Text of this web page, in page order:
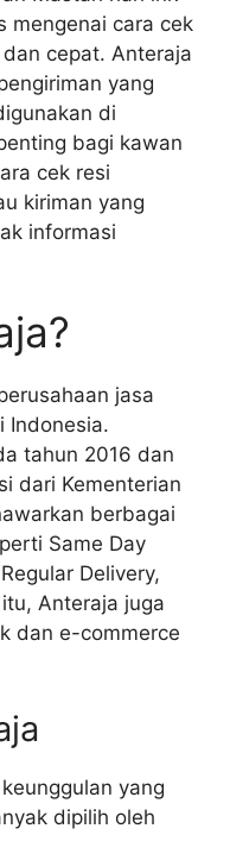
mengenai cara cek
cepat. Anteraja
yang
di
bagi kawan
cek resi
kiriman yang
informasi
jasa
Indonesia.
tahun 2016 dan
dari Kementerian
berbagai
Same Day
Delivery,
Anteraja juga
dan e-commerce
yang
dipilih oleh